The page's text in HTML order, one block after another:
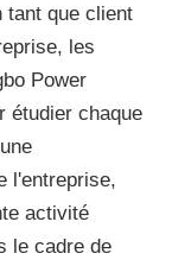
tant que client
les
Power
étudier chaque
l'entreprise,
activité
le cadre de